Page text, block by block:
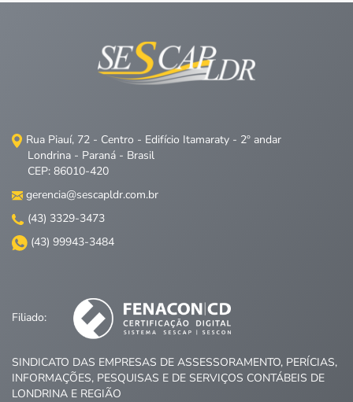
Rua Piauí, 72 - Centro - Edifício Itamaraty - 2º andar
Londrina - Paraná - Brasil
CEP: 86010-420
gerencia@sescapldr.com.br
(43) 3329-3473
(43) 99943-3484
Filiado:
SINDICATO DAS EMPRESAS DE ASSESSORAMENTO, PERÍCIAS,
INFORMAÇÕES, PESQUISAS E DE SERVIÇOS CONTÁBEIS DE
LONDRINA E REGIÃO